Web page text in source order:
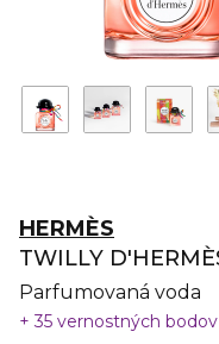
HERMÈS
TWILLY
Parfumovaná voda
35 vernostných bodov